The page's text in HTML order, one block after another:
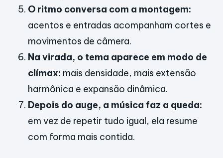
O ritmo conversa com a montagem:
acentos e entradas acompanham cortes e
movimentos de câmera.
Na virada, o tema aparece em modo de
clímax: mais densidade, mais extensão
harmônica e expansão dinâmica.
Depois do auge, a música faz a queda:
em vez de repetir tudo igual, ela resume
com forma mais contida.